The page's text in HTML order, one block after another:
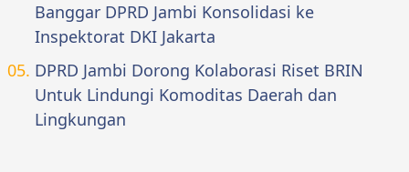
Banggar DPRD Jambi Konsolidasi ke
Inspektorat DKI Jakarta
DPRD Jambi Dorong Kolaborasi Riset BRIN
Untuk Lindungi Komoditas Daerah dan
Lingkungan